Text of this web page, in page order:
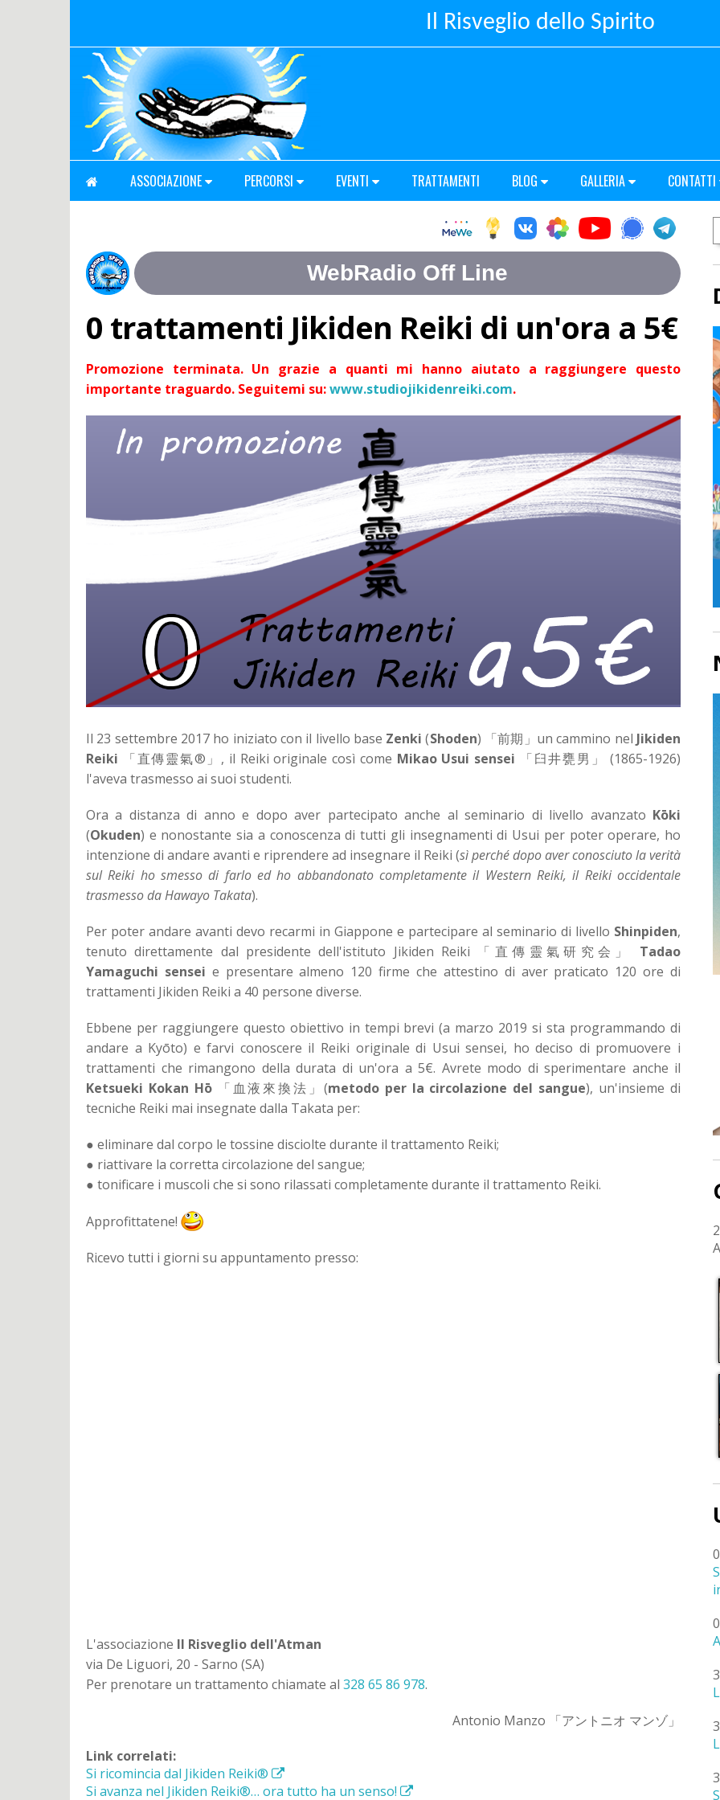
Il Risveglio dello Spirito
ASSOCIAZIONE PERCORSI EVENTI TRATTAMENTI BLOG GALLERIA CONTATTI
0 trattamenti Jikiden Reiki di un'ora a 5€
Promozione terminata. Un grazie a quanti mi hanno aiutato a raggiungere questo
importante traguardo. Seguitemi su:www.studiojikidenreiki.com.
Il 23 settembre 2017 ho iniziato con il livello base Zenki (Shoden) 「前期」un cammino nel Jikiden
Reiki 「直傳靈氣®」, il Reiki originale così come Mikao Usui sensei 「臼井甕男」 (1865-1926)
l'aveva trasmesso ai suoi studenti.
Ora a distanza di anno e dopo aver partecipato anche al seminario di livello avanzato Kōki
(Okuden) e nonostante sia a conoscenza di tutti gli insegnamenti di Usui per poter operare, ho
intenzione di andare avanti e riprendere ad insegnare il Reiki (sì perché dopo aver conosciuto la verità
sul Reiki ho smesso di farlo ed ho abbandonato completamente il Western Reiki, il Reiki occidentale
trasmesso da Hawayo Takata).
Per poter andare avanti devo recarmi in Giappone e partecipare al seminario di livello Shinpiden,
tenuto direttamente dal presidente dell'istituto Jikiden Reiki 「直傳靈氣研究会」 Tadao
Yamaguchi sensei e presentare almeno 120 firme che attestino di aver praticato 120 ore di
trattamenti Jikiden Reiki a 40 persone diverse.
Ebbene per raggiungere questo obiettivo in tempi brevi (a marzo 2019 si sta programmando di
andare a Kyōto) e farvi conoscere il Reiki originale di Usui sensei, ho deciso di promuovere i
trattamenti che rimangono della durata di un'ora a 5€. Avrete modo di sperimentare anche il
Ketsueki Kokan Hō「血液來換法」(metodo per la circolazione del sangue), un'insieme di
tecniche Reiki mai insegnate dalla Takata per:
● eliminare dal corpo le tossine disciolte durante il trattamento Reiki;
● riattivare la corretta circolazione del sangue;
● tonificare i muscoli che si sono rilassati completamente durante il trattamento Reiki.
Approfittatene!
Ricevo tutti i giorni su appuntamento presso:
L'associazione Il Risveglio dell'Atman
via De Liguori, 20 - Sarno (SA)
Per prenotare un trattamento chiamate al 328 65 86 978.
Antonio Manzo 「アントニオ マンゾ」
Link correlati:
Si ricomincia dal Jikiden Reiki®
Si avanza nel Jikiden Reiki®… ora tutto ha un senso!